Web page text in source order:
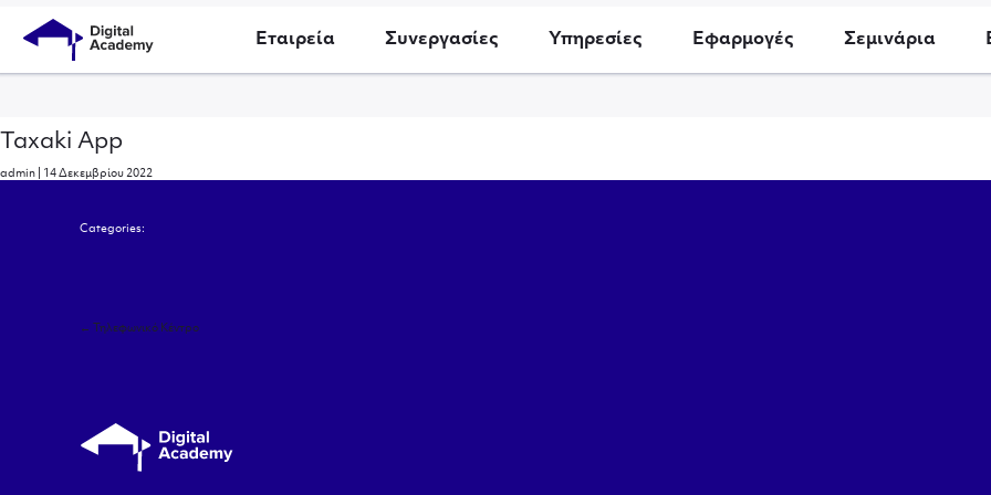
Εταιρεία Συνεργασίες Υπηρεσίες Εφαρμογές Σεμινάρια
Taxaki App
admin 14 Δεκεμβρίου 2022
Categories:
Πλοήγηση
← Τηλεφωνικό Κέντρο